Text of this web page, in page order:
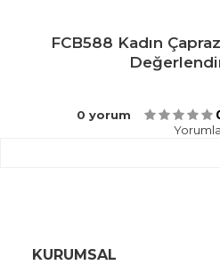
FCB588 Kadın
0 yorum
KURUMSAL